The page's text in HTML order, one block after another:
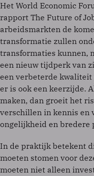
Het World Economic
rapport The Future of
arbeidsmarkten de
transformatie zullen
transformaties kunnen,
een nieuw tijdperk van
een verbeterde
er is ook een keerzijde.
maken, dan groeit het
verschillen in kennis en
ongelijkheid en bredere
In de praktijk betekent
moeten stomen voor
moeten niet alleen